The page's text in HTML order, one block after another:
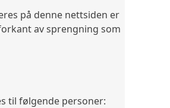
på denne nettsiden er
av sprengning som
til følgende personer: